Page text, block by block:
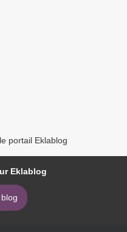
portail Eklablog
Eklablog